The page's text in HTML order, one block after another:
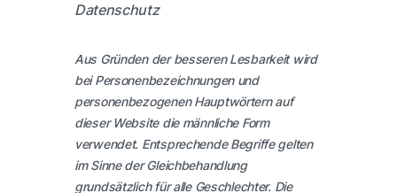
Datenschutz
Aus Gründen der besseren Lesbarkeit wird
bei Personenbezeichnungen und
personenbezogenen Hauptwörtern auf
dieser Website die männliche Form
verwendet. Entsprechende Begriffe gelten
im Sinne der Gleichbehandlung
grundsätzlich für alle Geschlechter. Die